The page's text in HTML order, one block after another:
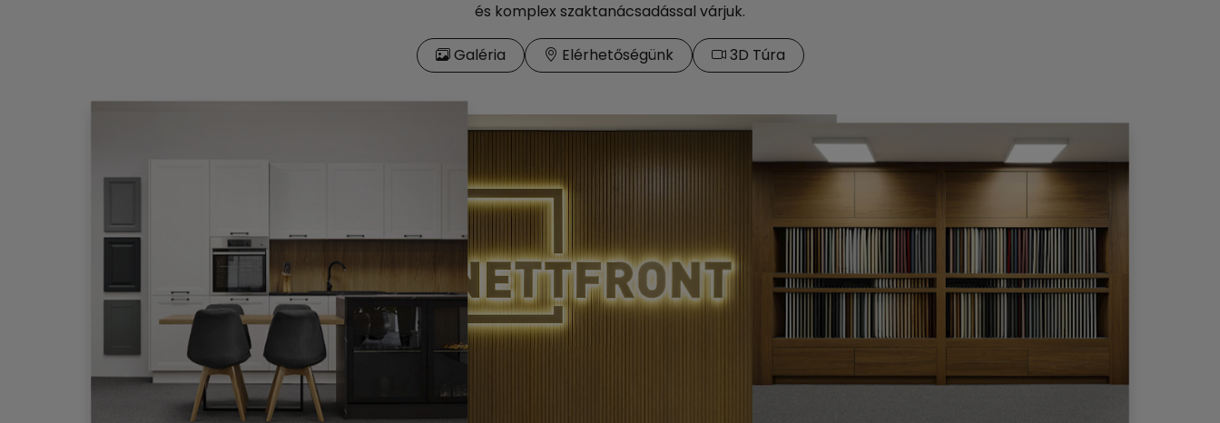
és komplex szaktanácsadással várjuk.
Galéria Elérhetőségünk 3D Túra